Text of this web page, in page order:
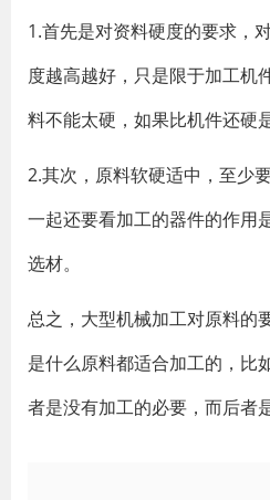
1.首先是对资料硬度的要求，
度越高越好，只是限于加工机
料不能太硬，如果比机件还硬
2.其次，原料软硬适中，至少
一起还要看加工的器件的作用
选材。
总之，大型机械加工对原料的
是什么原料都适合加工的，比
者是没有加工的必要，而后者